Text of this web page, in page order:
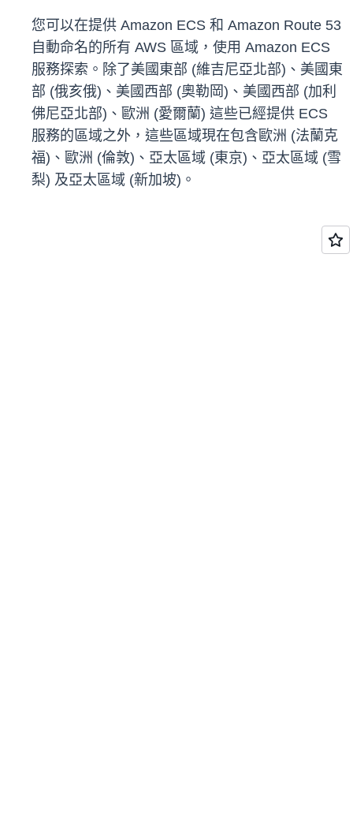
您可以在提供 Amazon ECS 和 Amazon Route 53
自動命名的所有 AWS 區域，使用 Amazon ECS
服務探索。除了美國東部 (維吉尼亞北部)、美國東
部 (俄亥俄)、美國西部 (奧勒岡)、美國西部 (加利
佛尼亞北部)、歐洲 (愛爾蘭) 這些已經提供 ECS
服務的區域之外，這些區域現在包含歐洲 (法蘭克
福)、歐洲 (倫敦)、亞太區域 (東京)、亞太區域 (雪
梨) 及亞太區域 (新加坡)。